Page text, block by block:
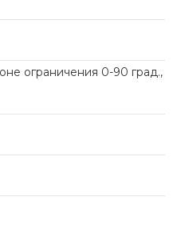
ограничения 0-90 град.,